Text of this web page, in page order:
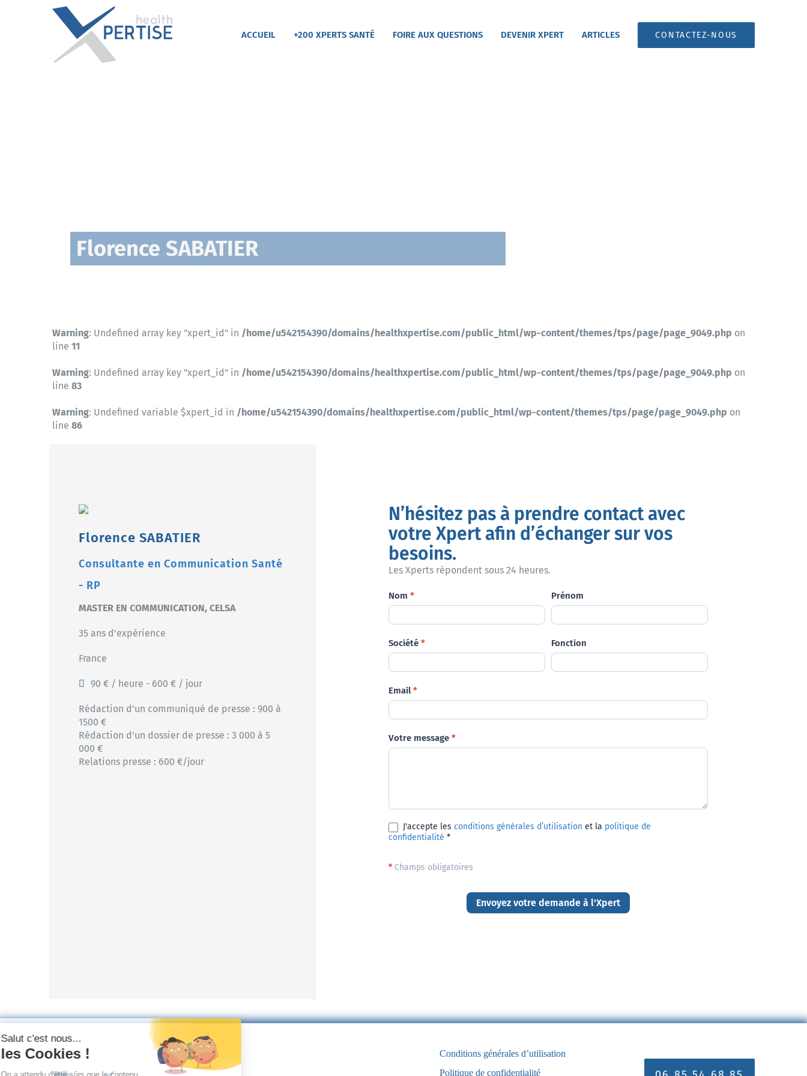
ACCUEIL +200 XPERTS SANTÉ FOIRE AUX QUESTIONS DEVENIR XPERT ARTICLES CONTACTEZ-NOUS
Florence SABATIER
Warning: Undefined array key "xpert_id" in /home/u542154390/domains/healthxpertise.com/public_html/wp-content/themes/tps/page/page_9049.php on
line 11
Warning: Undefined array key "xpert_id" in /home/u542154390/domains/healthxpertise.com/public_html/wp-content/themes/tps/page/page_9049.php on
line 83
Warning: Undefined variable $xpert_id in /home/u542154390/domains/healthxpertise.com/public_html/wp-content/themes/tps/page/page_9049.php on
line 86
Florence SABATIER
Consultante en Communication Santé
- RP
MASTER EN COMMUNICATION, CELSA
35 ans d'expérience
France
90 € / heure - 600 € / jour
Rédaction d'un communiqué de presse : 900 à
1500 €
Rédaction d'un dossier de presse : 3 000 à 5
000 €
Relations presse : 600 €/jour
N’hésitez pas à prendre contact avec
votre Xpert afin d’échanger sur vos
besoins.
Les Xperts répondent sous 24 heures.
Demande
Nom * Prénom
Société * Fonction
Email*
Votre message *
J'accepte les conditions générales d’utilisation et la politique de
confidentialité *
*Champs obligatoires
Envoyez votre demande à l'Xpert
Conditions générales d’utilisation
Politique de confidentialité